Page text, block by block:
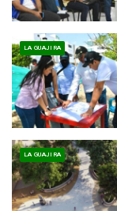
LA GUAJIRA
LA GUAJIRA